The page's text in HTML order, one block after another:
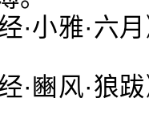
·小雅·六
豳风·狼